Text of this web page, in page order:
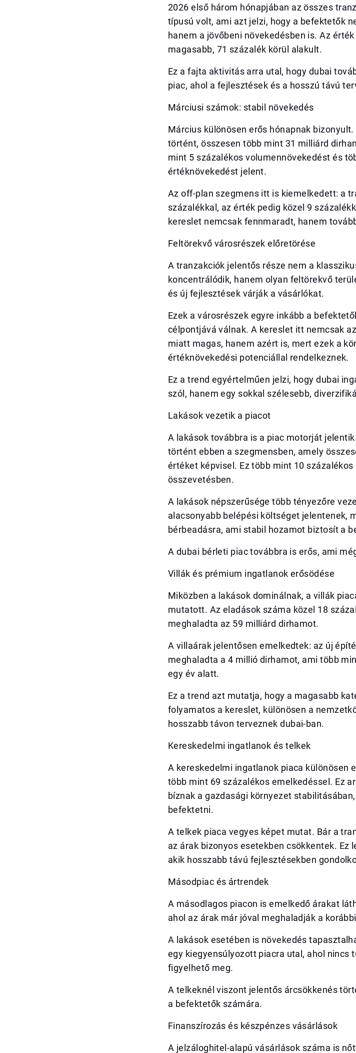
2026 első három hónapjában az összes
típusú volt, ami azt jelzi, hogy a befektetők
hanem a jövőbeni növekedésben is. Az
magasabb, 71 százalék körül alakult.
Ez a fajta aktivitás arra utal, hogy dubai
piac, ahol a fejlesztések és a hosszú távú
Márciusi számok: stabil növekedés
Március különösen erős hónapnak
történt, összesen több mint 31 milliárd
mint 5 százalékos volumennövekedést és
értéknövekedést jelent.
Az off-plan szegmens itt is kiemelkedett: a
százalékkal, az érték pedig közel 9
kereslet nemcsak fennmaradt, hanem
Feltörekvő városrészek előretörése
A tranzakciók jelentős része nem a
koncentrálódik, hanem olyan feltörekvő
és új fejlesztések várják a vásárlókat.
Ezek a városrészek egyre inkább a
célpontjává válnak. A kereslet itt nemcsak
miatt magas, hanem azért is, mert ezek a
értéknövekedési potenciállal rendelkeznek.
Ez a trend egyértelműen jelzi, hogy dubai
szól, hanem egy sokkal szélesebb,
Lakások vezetik a piacot
A lakások továbbra is a piac motorját
történt ebben a szegmensben, amely
értéket képvisel. Ez több mint 10
összevetésben.
A lakások népszerűsége több tényezőre
alacsonyabb belépési költséget jelentenek,
bérbeadásra, ami stabil hozamot biztosít a
A dubai bérleti piac továbbra is erős, ami
Villák és prémium ingatlanok erősödése
Miközben a lakások dominálnak, a villák
mutatott. Az eladások száma közel 18
meghaladta az 59 milliárd dirhamot.
A villaárak jelentősen emelkedtek: az új
meghaladta a 4 millió dirhamot, ami több
egy év alatt.
Ez a trend azt mutatja, hogy a magasabb
folyamatos a kereslet, különösen a
hosszabb távon terveznek dubai-ban.
Kereskedelmi ingatlanok és telkek
A kereskedelmi ingatlanok piaca különösen
több mint 69 százalékos emelkedéssel. Ez
bíznak a gazdasági környezet
befektetni.
A telkek piaca vegyes képet mutat. Bár a
az árak bizonyos esetekben csökkentek. Ez
akik hosszabb távú fejlesztésekben
Másodpiac és ártrendek
A másodlagos piacon is emelkedő árakat
ahol az árak már jóval meghaladják a
A lakások esetében is növekedés
egy kiegyensúlyozott piacra utal, ahol nincs
figyelhető meg.
A telkeknél viszont jelentős árcsökkenés
a befektetők számára.
Finanszírozás és készpénzes vásárlások
A jelzáloghitel-alapú vásárlások száma is